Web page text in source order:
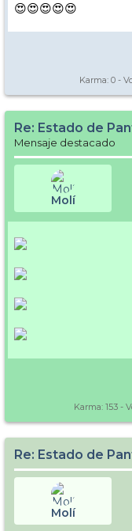
😍😍😍😍😍
Karma: 0 -
Re: Estado de
Mensaje destacado
Molí
Karma: 153 -
Re: Estado de
Molí